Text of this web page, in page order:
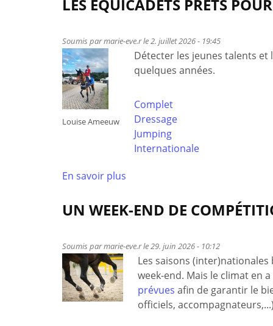
Le
des
sabots
mérite
qualité…
et
régularité
LES EQUICADETS PRÊTS
Soumis parmarie-eve.rle 2. juillet 2026 - 19:45
Louise Ameeuw
Détecter les jeunes talents et
quelques années.
Complet
Dressage
Jumping
Internationale
En savoir plus
de
Les
prêts
pour
les
échéances
UN WEEK-END DE
Soumis parmarie-eve.rle 29. juin 2026 - 10:12
Les saisons
week-end. Mais le climat en
prévues afin de garantir le
officiels, accompagnateurs,...)